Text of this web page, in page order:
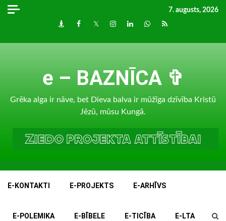
Skip
7. augusts, 2026
DraugiemFacebook
TwitterInstagram
LinkedInwhatsapp
RSS
e – BAZNĪCA ✞
Grēka alga ir nāve, bet Dieva balva ir mūžīga dzīvība Kristū
Jēzū, mūsu Kungā.
E-KONTAKTI E-PROJEKTS E-ARHĪVS
E-POLEMIKA E-BĪBELE E-TICĪBA E-LTA